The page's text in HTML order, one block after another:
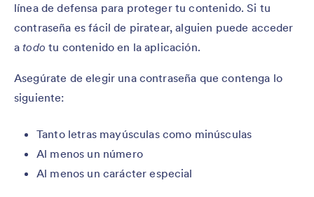
línea de defensa para proteger tu contenido. Si tu
contraseña es fácil de piratear, alguien puede acceder
atodo tu contenido en la aplicación.
Asegúrate de elegir una contraseña que contenga lo
siguiente:
Tanto letras mayúsculas como minúsculas
Al menos un número
Al menos un carácter especial